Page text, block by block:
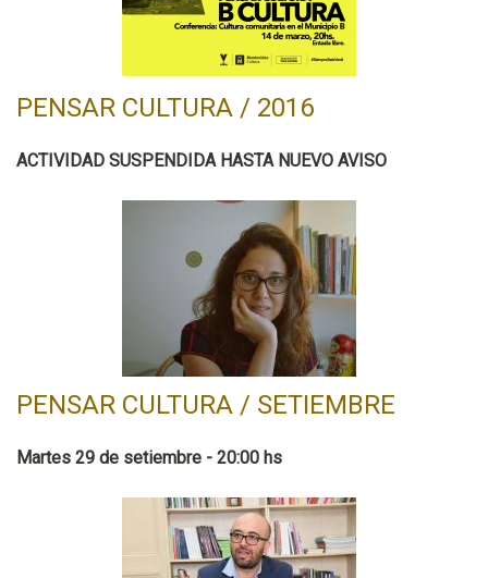
PENSAR CULTURA / 2016
ACTIVIDAD SUSPENDIDA HASTA NUEVO AVISO
PENSAR CULTURA / SETIEMBRE
Martes 29 de setiembre - 20:00 hs